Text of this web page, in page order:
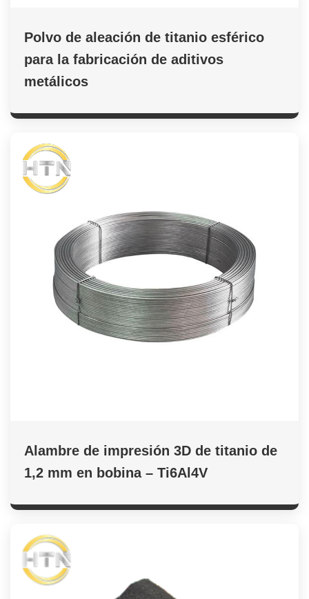
Polvo de aleación de titanio esférico
para la fabricación de aditivos
metálicos
Alambre de impresión 3D de titanio de
1,2 mm en bobina – Ti6Al4V